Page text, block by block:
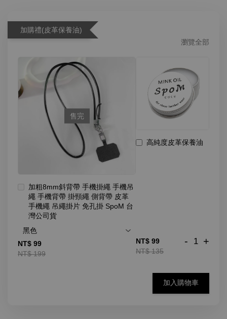
加購禮(皮革保養油)
瀏覽全部
售完
加粗8mm斜背帶 手機掛繩 手機吊
繩 手機背帶 掛頸繩 側背帶 皮革
手機繩 吊繩掛片 免孔掛 SpoM 台
灣公司貨
NT$ 99
NT$ 199
高純度皮革保養油
NT$ 99
NT$ 135
- +
加入購物車